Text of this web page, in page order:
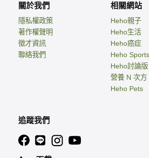
關於我們
隱私權政策
著作權聲明
徵才資訊
聯絡我們
相關網站
Heho親子
Heho生活
Heho癌症
Heho Sports
Heho討論版
營養 N 次方
Heho Pets
追蹤我們